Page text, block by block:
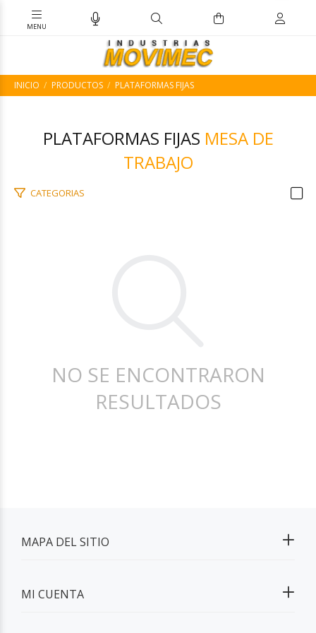
INICIO PRODUCTOS PLATAFORMAS FIJAS
PLATAFORMAS FIJAS MESA DE
TRABAJO
CATEGORIAS
NO SE ENCONTRARON
RESULTADOS
MAPA DEL SITIO
MI CUENTA